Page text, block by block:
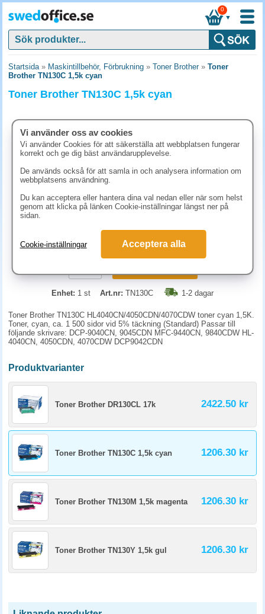
▼
0
Startsida» Maskintillbehör, Förbrukning » Toner Brother» Toner
Brother TN130C 1,5k cyan
Toner Brother TN130C 1,5k cyan
1206.30 kr (inkl. moms)
Enhet: 1 st Art.nr: TN130C 1-2 dagar
Toner Brother TN130C HL4040CN/4050CDN/4070CDW toner cyan 1,5K.
Toner, cyan, ca. 1 500 sidor vid 5% täckning (Standard) Passar till
följande skrivare: DCP-9040CN, 9045CDN MFC-9440CN, 9840CDW HL-
4040CN, 4050CDN, 4070CDW DCP9042CDN
Produktvarianter
Toner Brother DR130CL 17k 2422.50 kr
Toner Brother TN130C 1,5k cyan 1206.30 kr
Toner Brother TN130M 1,5k magenta 1206.30 kr
Toner Brother TN130Y 1,5k gul 1206.30 kr
Vi använder oss av cookies
Vi använder Cookies för att säkerställa att webbplatsen fungerar
korrekt och ge dig bäst användarupplevelse.
De används också för att samla in och analysera information om
webbplatsens användning.
Du kan acceptera eller hantera dina val nedan eller när som helst
genom att klicka på länken Cookie-inställningar längst ner på
sidan.
Cookie-inställningar Acceptera alla